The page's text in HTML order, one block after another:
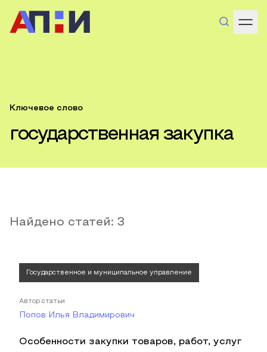
Ключевое слово
государственная закупка
Найдено статей: 3
Государственное и муниципальное управление
Автор статьи
Попов Илья Владимирович
Особенности закупки товаров, работ, услуг